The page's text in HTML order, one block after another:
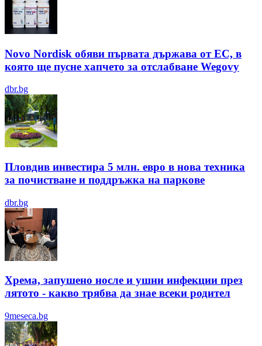
Novo Nordisk обяви първата държава от ЕС, в
която ще пусне хапчето за отслабване Wegovy
dbr.bg
Пловдив инвестира 5 млн. евро в нова техника
за почистване и поддръжка на паркове
dbr.bg
Хрема, запушено носле и ушни инфекции през
лятотo - какво трябва да знае всеки родител
9meseca.bg